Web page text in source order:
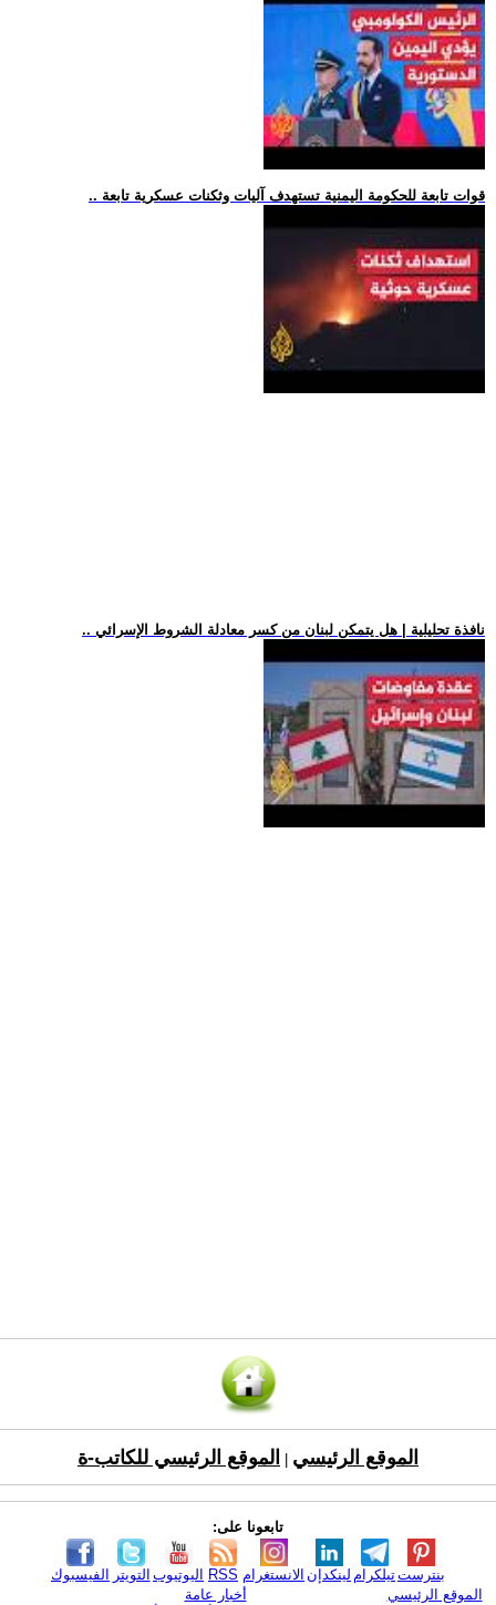
.. قوات تابعة للحكومة اليمنية تستهدف آليات وثكنات عسكرية تابعة
.. نافذة تحليلية | هل يتمكن لبنان من كسر معادلة الشروط الإسرائي
الموقع الرئيسي الموقع الرئيسي للكاتب-ة
تابعونا على:
الفيسبوك التويتر اليوتيوب RSS الانستغرام لينكدإن تيلكرامبنترست
الموقع الرئيسي
أخبار عامة